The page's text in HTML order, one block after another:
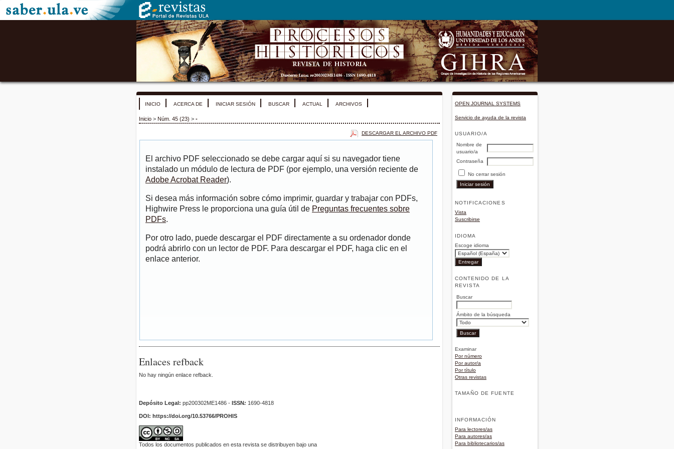
OPEN JOURNAL SYSTEMS
Servicio de ayuda de la revista
USUARIO/A
Nombre de
usuario/a
Contraseña
No cerrar sesión
NOTIFICACIONES
Vista
Suscribirse
IDIOMA
Escoge idioma
CONTENIDO DE LA
REVISTA
Buscar
Ámbito de la búsqueda
Examinar
Por número
Por autor/a
Por título
Otras revistas
TAMAÑO DE FUENTE
INFORMACIÓN
Para lectores/as
Para autores/as
Para bibliotecarios/as
INICIO ACERCA DE INICIAR SESIÓN BUSCAR ACTUAL ARCHIVOS
Inicio > Núm. 45 (23) > -
DESCARGAR EL ARCHIVO PDF
El archivo PDF seleccionado se debe cargar aquí si su navegador tiene
instalado un módulo de lectura de PDF (por ejemplo, una versión reciente de
Adobe Acrobat Reader).
Si desea más información sobre cómo imprimir, guardar y trabajar con PDFs,
Highwire Press le proporciona una guía útil de Preguntas frecuentes sobre
PDFs.
Por otro lado, puede descargar el PDF directamente a su ordenador donde
podrá abrirlo con un lector de PDF. Para descargar el PDF, haga clic en el
enlace anterior.
Enlaces refback
No hay ningún enlace refback.
Depósito Legal: pp200302ME1486 - ISSN: 1690-4818
DOI: https://doi.org/10.53766/PROHIS
Todos los documentos publicados en esta revista se distribuyen bajo una